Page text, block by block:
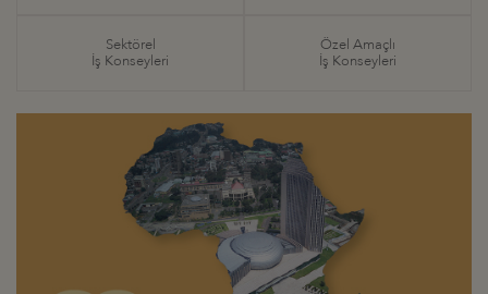
Sektörel
İş Konseyleri
Özel Amaçlı
İş Konseyleri